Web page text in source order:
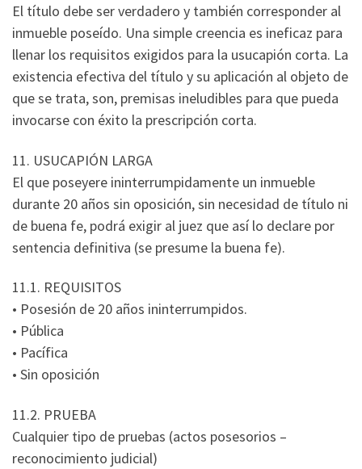
El título debe ser verdadero y también corresponder al
inmueble poseído. Una simple creencia es ineficaz para
llenar los requisitos exigidos para la usucapión corta. La
existencia efectiva del título y su aplicación al objeto de
que se trata, son, premisas ineludibles para que pueda
invocarse con éxito la prescripción corta.
11. USUCAPIÓN LARGA
El que poseyere ininterrumpidamente un inmueble
durante 20 años sin oposición, sin necesidad de título ni
de buena fe, podrá exigir al juez que así lo declare por
sentencia definitiva (se presume la buena fe).
11.1. REQUISITOS
• Posesión de 20 años ininterrumpidos.
• Pública
• Pacífica
• Sin oposición
11.2. PRUEBA
Cualquier tipo de pruebas (actos posesorios –
reconocimiento judicial)